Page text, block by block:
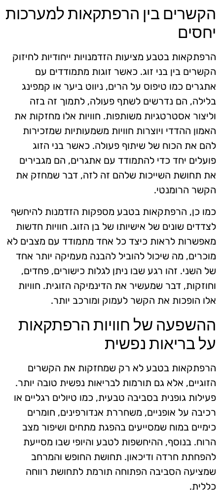
הקשרים בין הרפתקאות למערכות
יחסים
הרפתקאות בטבע מציעות הזדמנויות ייחודיות לחיזוק
הקשרים בין בני זוג. כאשר זוגות מתמודדים עם
אתגרים כמו טיפוס על הרים, ניווט ביער או קמפינג
בלילה, הם נדרשים לשתף פעולה, לתמוך זה בזה
וליצור אסטרטגיות משותפות. חוויות אלו מחזקות את
האמון ההדדי ויוצרות חוויות משמעותיות שמזכירות
להם את הכוח של שיתוף פעולה. כאשר בני הזוג
פועלים יחד כדי להתמודד עם אתגרים, הם מגבירים
את תחושת השייכות שלהם זה לזה, דבר שמחזק את
הקשר הרומנטי.
כמו כן, הרפתקאות בטבע מספקות הזדמנות להיחשף
לצדדים שונים של אישיותו של בן הזוג. חוויות חדשות
מאפשרות לראות כיצד כל אחד מתמודד עם מצבים לא
מוכרים, מה שיכול להוביל להבנה מעמיקה יותר אחד
של השני. זהו רגע שבו ניתן לגלות כישורים, פחדים,
וחוזקות, דבר שמעשיר את הדינמיקה הזוגית. חוויות
אלו הופכות את הקשר לעמוק ומורכב יותר.
ההשפעה של חוויות הרפתקאות
על בריאות נפשית
הרפתקאות בטבע לא רק שמחזקות את הקשרים
הזוגיים, אלא גם תורמות לבריאות נפשית טובה יותר.
פעילות גופנית בסביבה טבעית, כמו טיולים רגליים או
רכיבה על אופניים, משחררת אנדורפינים, חומרים
כימיים במוח שמסייעים בהפגת מתחים ושיפור מצב
הרוח. בנוסף, ההיחשפות לטבע והיופי שבו מסייעת
להפחתת חרדה ודיכאון. תחושת החופש והמרחב
שמציעה הסביבה הפתוחה תורמת לתחושת רווחה
כללית.